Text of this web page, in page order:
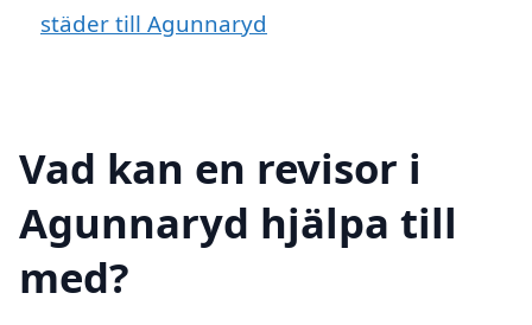
städer till Agunnaryd
Vad kan en revisor i
Agunnaryd hjälpa till
med?